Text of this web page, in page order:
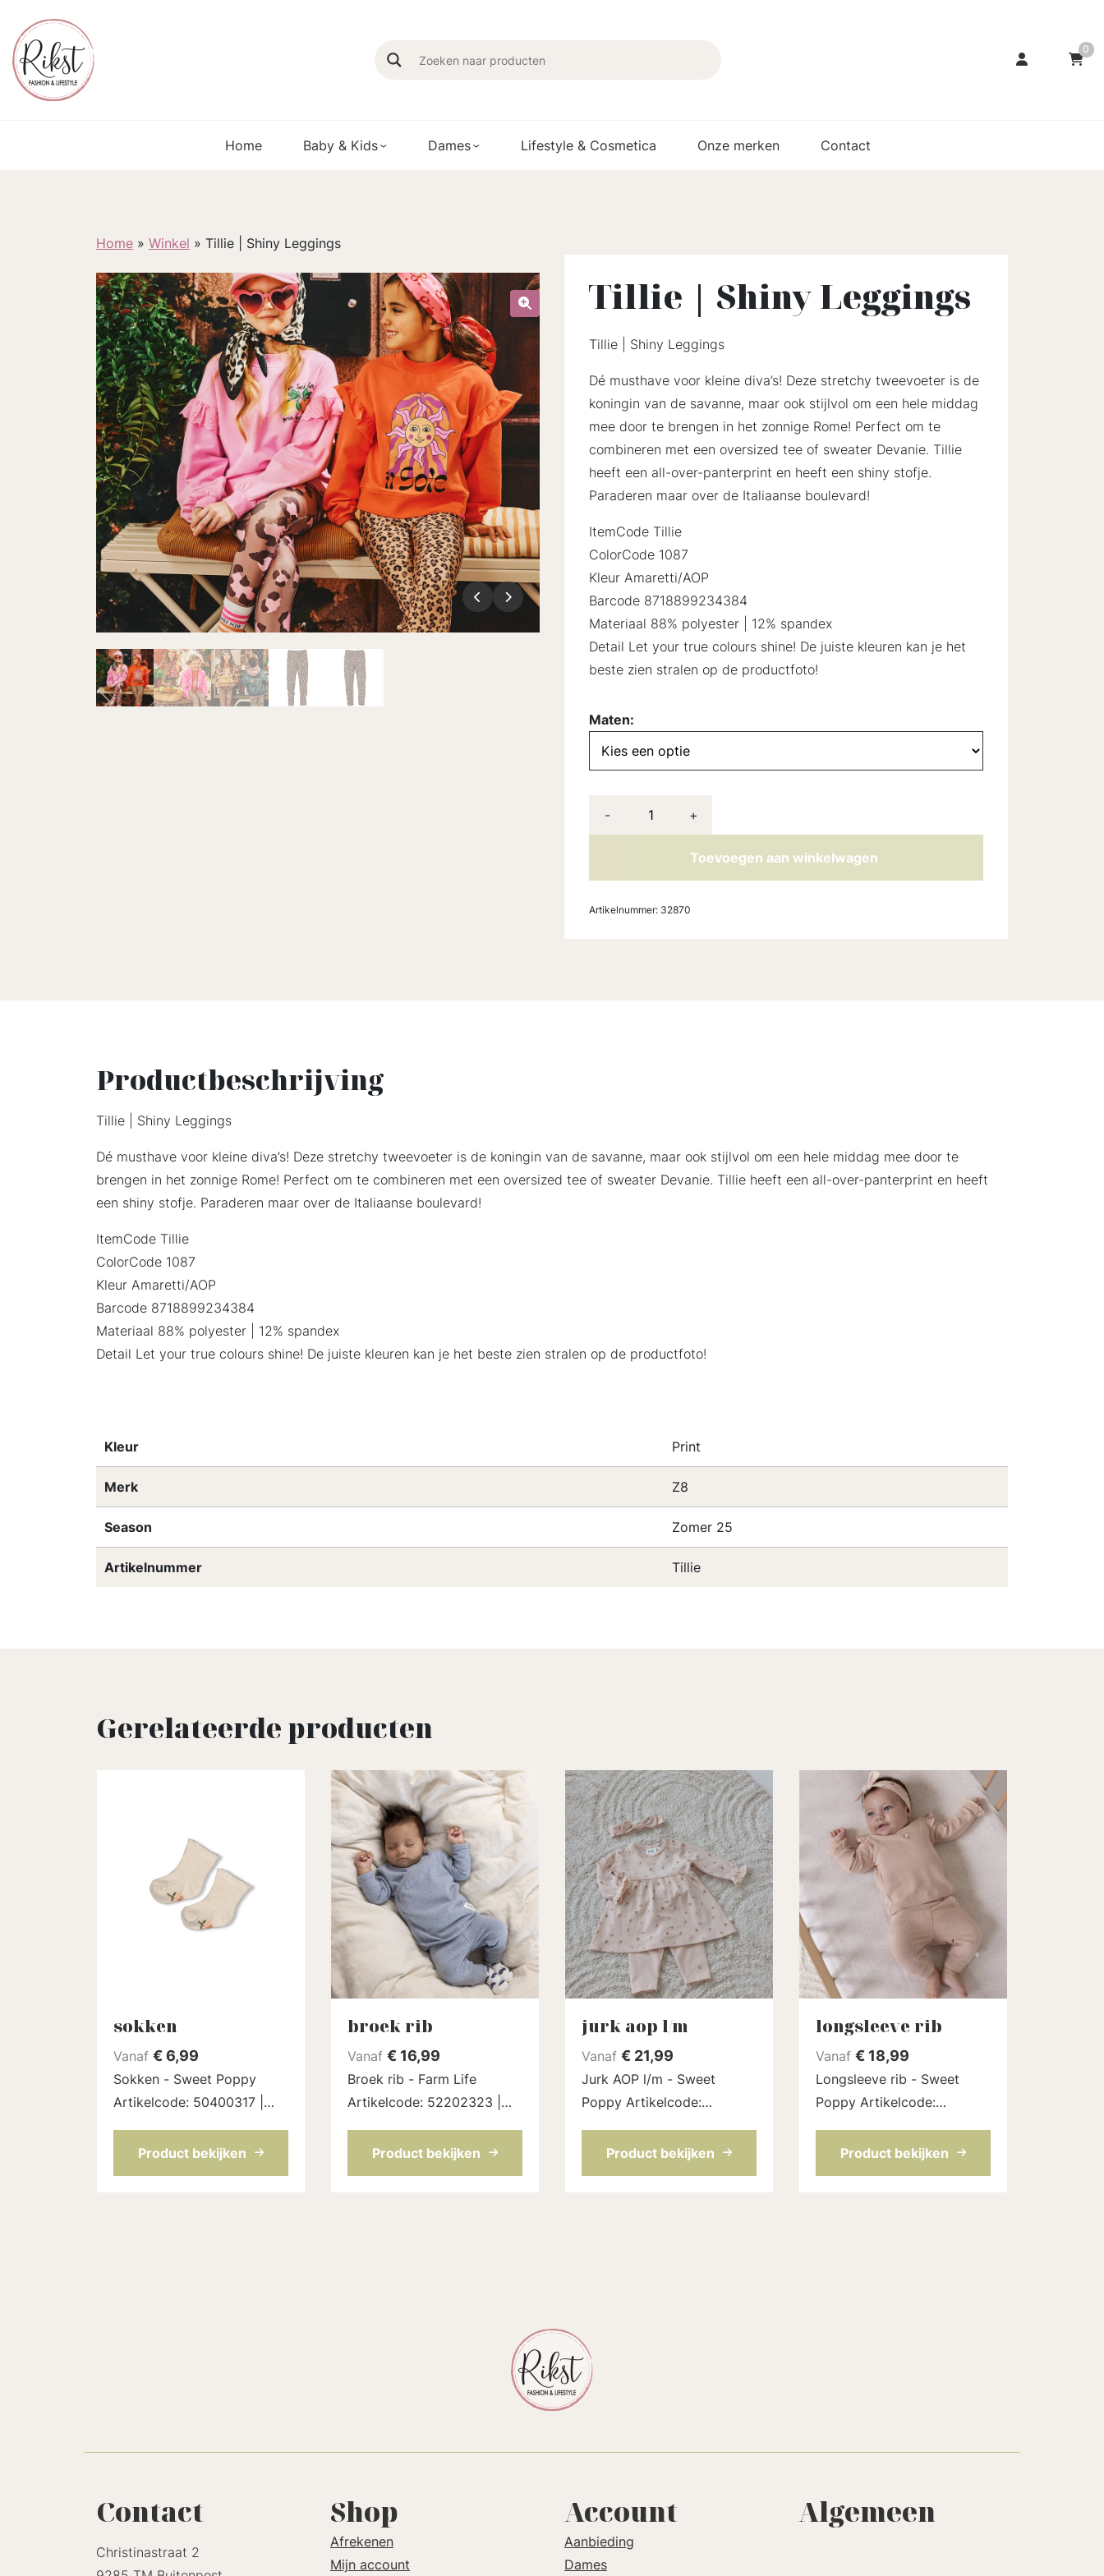
0
Home Baby & Kids Dames Lifestyle & Cosmetica Onze merken Contact
Home » Winkel » Tillie | Shiny Leggings
Tillie | Shiny Leggings
Tillie | Shiny Leggings
Dé musthave voor kleine diva’s! Deze stretchy tweevoeter is de
koningin van de savanne, maar ook stijlvol om een hele middag
mee door te brengen in het zonnige Rome! Perfect om te
combineren met een oversized tee of sweater Devanie. Tillie
heeft een all-over-panterprint en heeft een shiny stofje.
Paraderen maar over de Italiaanse boulevard!
ItemCode Tillie
ColorCode 1087
Kleur Amaretti/AOP
Barcode 8718899234384
Materiaal 88% polyester | 12% spandex
Detail Let your true colours shine! De juiste kleuren kan je het
beste zien stralen op de productfoto!
Maten:
- +
Toevoegen aan winkelwagen
Artikelnummer: 32870
Productbeschrijving
Tillie | Shiny Leggings
Dé musthave voor kleine diva’s! Deze stretchy tweevoeter is de koningin van de savanne, maar ook stijlvol om een hele middag mee door te
brengen in het zonnige Rome! Perfect om te combineren met een oversized tee of sweater Devanie. Tillie heeft een all-over-panterprint en heeft
een shiny stofje. Paraderen maar over de Italiaanse boulevard!
ItemCode Tillie
ColorCode 1087
Kleur Amaretti/AOP
Barcode 8718899234384
Materiaal 88% polyester | 12% spandex
Detail Let your true colours shine! De juiste kleuren kan je het beste zien stralen op de productfoto!
Kleur Print
Merk Z8
Season Zomer 25
Artikelnummer Tillie
Gerelateerde producten
sokken
Vanaf €6,99
Sokken - Sweet Poppy
Artikelcode: 50400317 |
Product bekijken
broek rib
Vanaf €16,99
Broek rib - Farm Life
Artikelcode: 52202323 |
Product bekijken
jurk aop l/m
Vanaf €21,99
Jurk AOP l/m - Sweet
Poppy Artikelcode:
Product bekijken
longsleeve rib
Vanaf €18,99
Longsleeve rib - Sweet
Poppy Artikelcode:
Product bekijken
Contact
Christinastraat 2
Shop
Afrekenen
Mijn account
Account
Aanbieding
Dames
Algemeen